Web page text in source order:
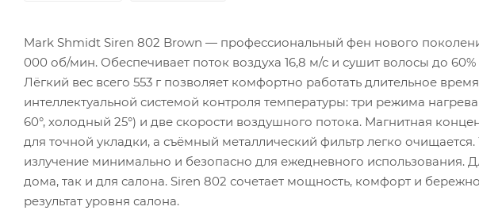
Mark Shmidt Siren 802 Brown — профессиональный фен нового
000 об/мин. Обеспечивает поток воздуха 16,8 м/с и сушит волосы до
Лёгкий вес всего 553 г позволяет комфортно работать длительное
интеллектуальной системой контроля температуры: три режима
60°, холодный 25°) и две скорости воздушного потока. Магнитная
для точной укладки, а съёмный металлический фильтр легко
излучение минимально и безопасно для ежедневного использования.
дома, так и для салона. Siren 802 сочетает мощность, комфорт и
результат уровня салона.